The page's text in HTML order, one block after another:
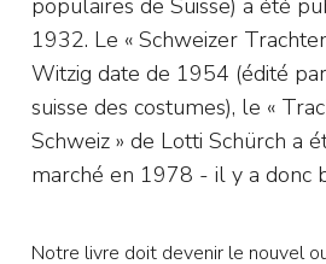
populaires de Suisse) a été
1932. Le « Schweizer
Witzig date de 1954 (édité
suisse des costumes), le «
Schweiz » de Lotti Schürch a
marché en 1978 - il y a donc
Notre livre doit devenir le nouvel